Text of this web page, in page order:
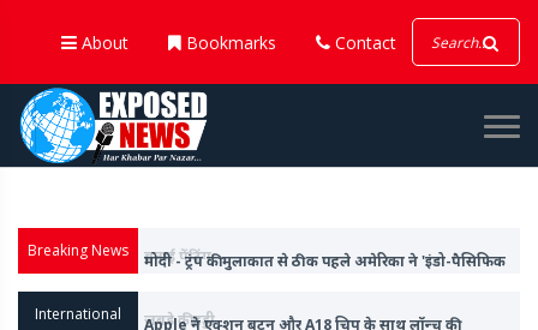
About Bookmarks Contact
Breaking News मोदी - ट्रंप की मुलाकात से ठीक पहले अमेरिका ने 'इंडो-पैसिफिक
International
Apple ने एक्शन बटन और A18 चिप के साथ लॉन्च की